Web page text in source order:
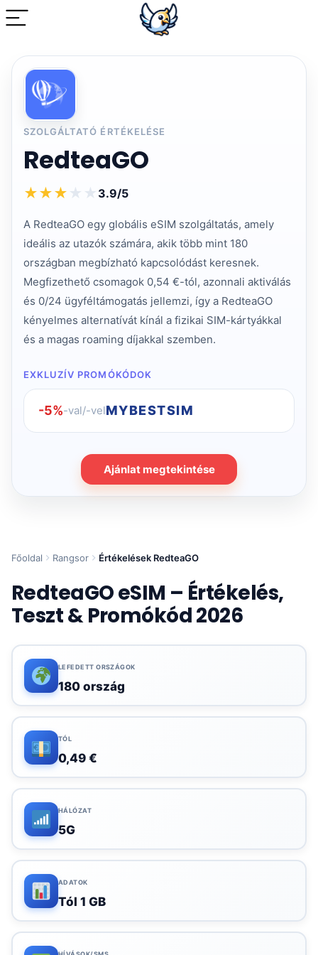
SZOLGÁLTATÓ ÉRTÉKELÉSE
RedteaGO
★★★ ★ ★ 3.9/5
A RedteaGO egy globális eSIM szolgáltatás, amely
ideális az utazók számára, akik több mint 180
országban megbízható kapcsolódást keresnek.
Megfizethető csomagok 0,54 €-tól, azonnali aktiválás
és 0/24 ügyféltámogatás jellemzi, így a RedteaGO
kényelmes alternatívát kínál a fizikai SIM-kártyákkal
és a magas roaming díjakkal szemben.
EXKLUZÍV PROMÓKÓDOK
-5%-val/-velMYBESTSIM
Ajánlat megtekintése
Főoldal Rangsor Értékelések RedteaGO
RedteaGO eSIM – Értékelés,
Teszt & Promókód 2026
LEFEDETT ORSZÁGOK
180 ország
TÓL
0,49 €
HÁLÓZAT
5G
ADATOK
Tól 1 GB